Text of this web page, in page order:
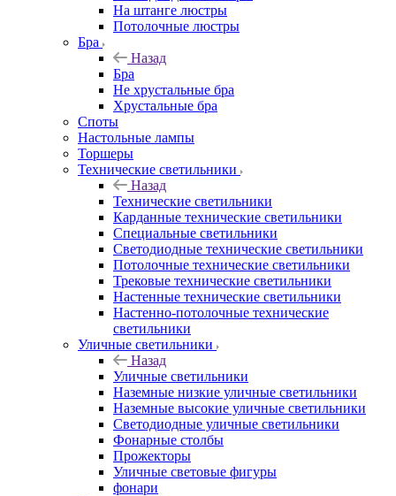
На штанге люстры
Потолочные люстры
Бра
Назад
Бра
Не хрустальные бра
Хрустальные бра
Споты
Настольные лампы
Торшеры
Технические светильники
Назад
Технические светильники
Карданные технические светильники
Специальные светильники
Светодиодные технические светильники
Потолочные технические светильники
Трековые технические светильники
Настенные технические светильники
Настенно-потолочные технические
светильники
Уличные светильники
Назад
Уличные светильники
Наземные низкие уличные светильники
Наземные высокие уличные светильники
Светодиодные уличные светильники
Фонарные столбы
Прожекторы
Уличные световые фигуры
фонари